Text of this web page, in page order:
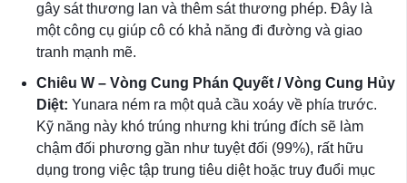
gây sát thương lan và thêm sát thương phép. Đây là
một công cụ giúp cô có khả năng đi đường và giao
tranh mạnh mẽ.
Chiêu W – Vòng Cung Phán Quyết / Vòng Cung Hủy
Diệt: Yunara ném ra một quả cầu xoáy về phía trước.
Kỹ năng này khó trúng nhưng khi trúng đích sẽ làm
chậm đối phương gần như tuyệt đối (99%), rất hữu
dụng trong việc tập trung tiêu diệt hoặc truy đuổi mục